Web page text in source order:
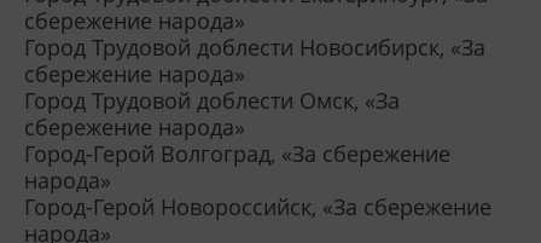
сбережение народа»
Город Трудовой доблести Новосибирск, «За
сбережение народа»
Город Трудовой доблести Омск, «За
сбережение народа»
Город-Герой Волгоград, «За сбережение
народа»
Город-Герой Новороссийск, «За сбережение
народа»